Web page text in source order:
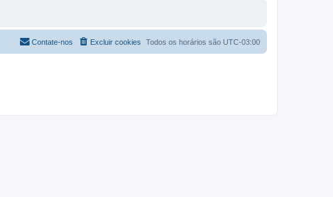
Todos os horários são UTC-03:00
Excluir cookies
Contate-nos